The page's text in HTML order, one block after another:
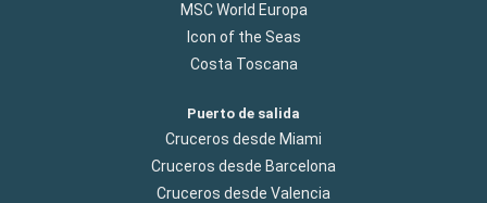
MSC World Europa
Icon of the Seas
Costa Toscana
Puerto de salida
Cruceros desde Miami
Cruceros desde Barcelona
Cruceros desde Valencia